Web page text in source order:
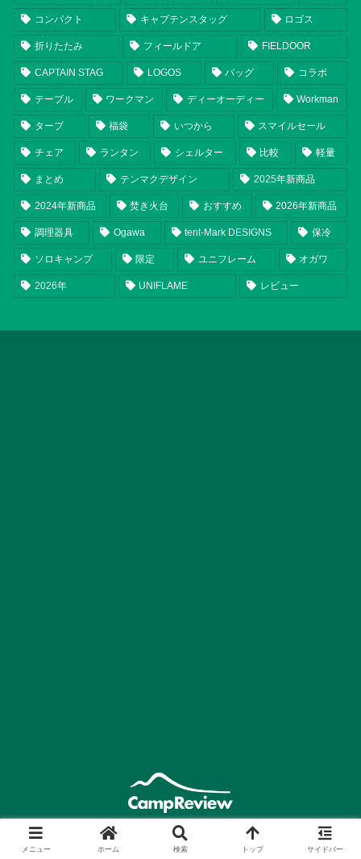
コンパクト キャプテンスタッグ ロゴス
折りたたみ フィールドア FIELDOOR
CAPTAIN STAG LOGOS バッグ コラボ
テーブル ワークマン ディーオーディー Workman
タープ 福袋 いつから スマイルセール
チェア ランタン シェルター 比較 軽量
まとめ テンマクデザイン 2025年新商品
2024年新商品 焚き火台 おすすめ 2026年新商品
調理器具 Ogawa tent-Mark DESIGNS 保冷
ソロキャンプ 限定 ユニフレーム オガワ
2026年 UNIFLAME レビュー
運営会社
プライバシーポリシー
お問い合わせ
メニュー ホーム 検索 トップ サイドバー